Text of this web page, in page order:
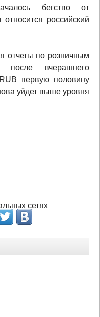
бегство от
российский
отчеты по розничным
вчерашнего
первую половину
уйдет выше уровня
сетях